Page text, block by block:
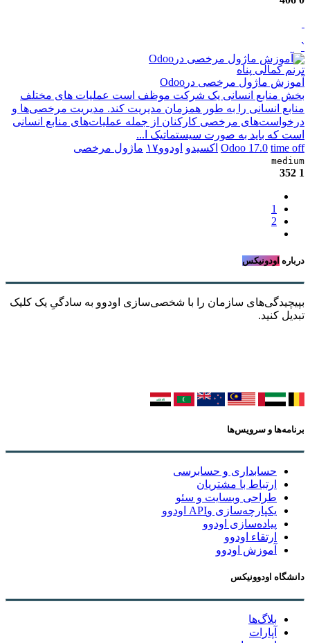
`
ترنم کمالی پناه
آموزش ماژول مرخصی درOdoo
بخش منابع انسانی یک شرکت موظف است عملیات های مختلف
منابع انسانی را به طور همزمان مدیریت کند. مدیریت مرخصی‌ها و
درخواست‌های مرخصی کارکنان از جمله عملیات‌های منابع انسانی
است که باید به صورت سیستماتیک ا...
Odoo 17.0 time off اکسیدو اودوو۱۷ ماژول مرخصی
medium
1
352
1
2
درباره اودونیکس
بپیچیدگی‌های سازمان را با شخصی‌سازی اودوو به سادگیِ یک کلیک
تبدیل کنید.
برنامه‌ها و سرویس‌ها
حسابداری و حسابرسی
ارتباط با مشتریان
طراحی وبسایت و سئو
یکپارچه‌سازی وAPI اودوو
پیاده‌سازی اودوو
ارتقاء اودوو
آموزش اودوو
دانشگاه اودوونیکس
بلاگ‌ها
آپارات